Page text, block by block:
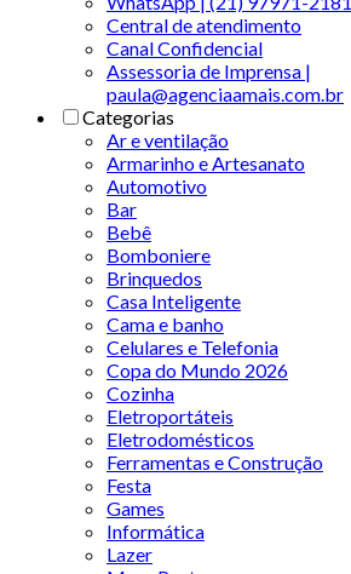
Central de atendimento
Canal Confidencial
Assessoria de Imprensa |
paula@agenciaamais.com.br
Categorias
Ar e ventilação
Armarinho e Artesanato
Automotivo
Bar
Bebê
Bomboniere
Brinquedos
Casa Inteligente
Cama e banho
Celulares e Telefonia
Copa do Mundo 2026
Cozinha
Eletroportáteis
Eletrodomésticos
Ferramentas e Construção
Festa
Games
Informática
Lazer